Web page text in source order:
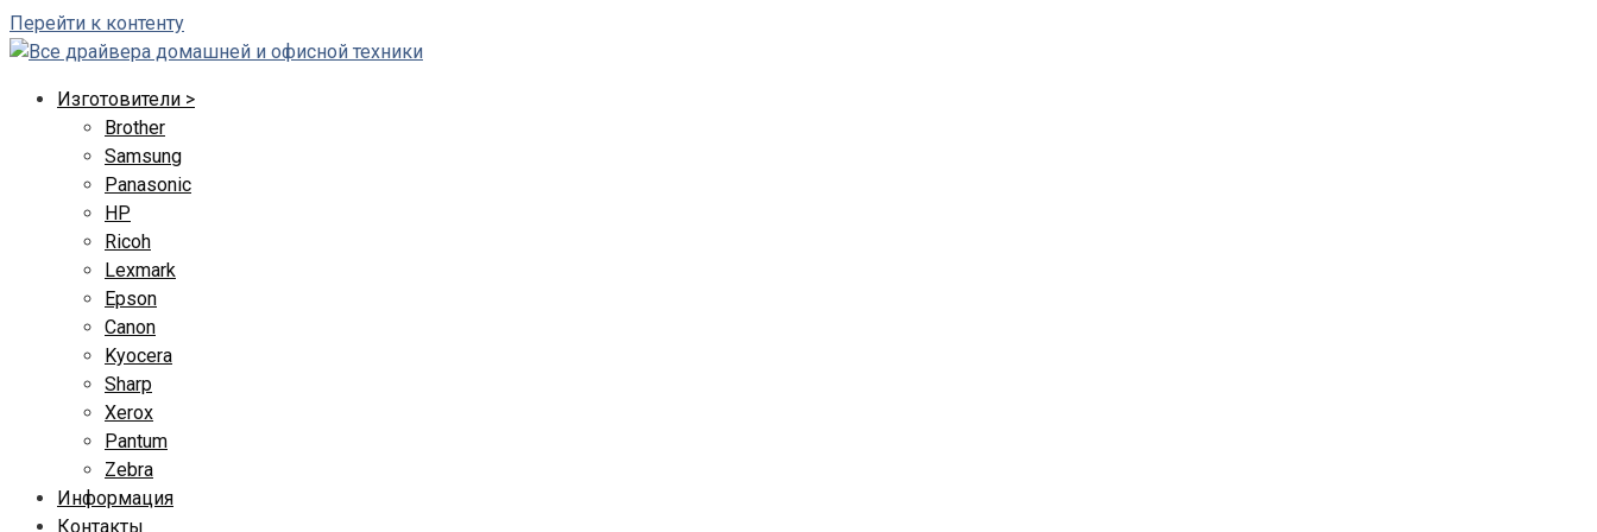
Перейти к контенту
Изготовители >
Brother
Samsung
Panasonic
HP
Ricoh
Lexmark
Epson
Canon
Kyocera
Sharp
Xerox
Pantum
Zebra
Информация
Контакты